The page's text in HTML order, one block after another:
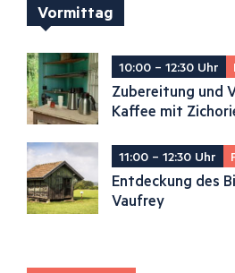
Vormittag
10:00 – 12:30 Uhr
Zubereitung und
Kaffee mit
11:00 – 12:30 Uhr
Entdeckung des
Vaufrey